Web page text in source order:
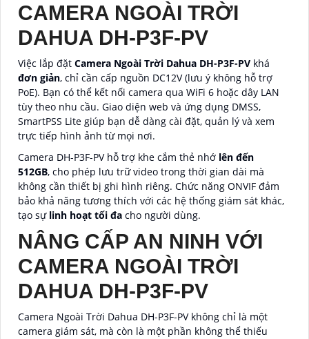
CAMERA NGOÀI TRỜI
DAHUA DH-P3F-PV
Việc lắp đặt Camera Ngoài Trời Dahua DH-P3F-PV khá
đơn giản, chỉ cần cấp nguồn DC12V (lưu ý không hỗ trợ
PoE). Bạn có thể kết nối camera qua WiFi 6 hoặc dây LAN
tùy theo nhu cầu. Giao diện web và ứng dụng DMSS,
SmartPSS Lite giúp bạn dễ dàng cài đặt, quản lý và xem
trực tiếp hình ảnh từ mọi nơi.
Camera DH-P3F-PV hỗ trợ khe cắm thẻ nhớ lên đến
512GB, cho phép lưu trữ video trong thời gian dài mà
không cần thiết bị ghi hình riêng. Chức năng ONVIF đảm
bảo khả năng tương thích với các hệ thống giám sát khác,
tạo sự linh hoạt tối đa cho người dùng.
NÂNG CẤP AN NINH VỚI
CAMERA NGOÀI TRỜI
DAHUA DH-P3F-PV
Camera Ngoài Trời Dahua DH-P3F-PV không chỉ là một
camera giám sát, mà còn là một phần không thể thiếu